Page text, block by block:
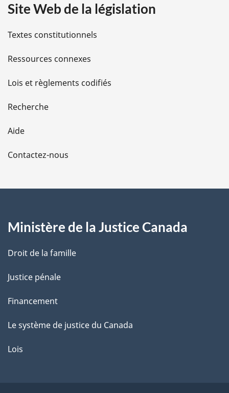
i
l
s
d
e
l
a
e
Site Web de la législation
Textes constitutionnels
Ressources connexes
Lois et règlements codifiés
Recherche
Aide
Contactez-nous
Ministère de la Justice Canada
Droit de la famille
Justice pénale
Financement
Le système de justice du Canada
Lois